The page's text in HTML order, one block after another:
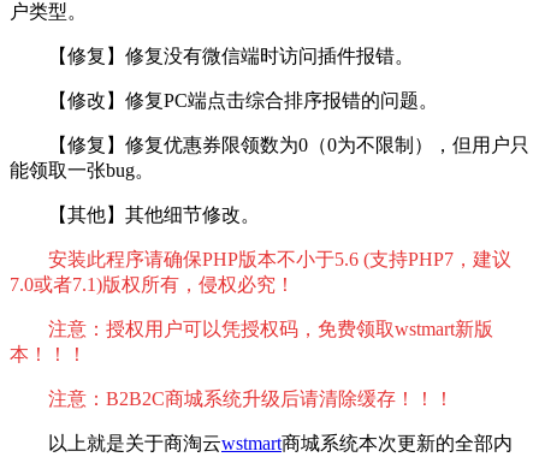
户类型。
【修复】修复没有微信端时访问插件报错。
【修改】修复PC端点击综合排序报错的问题。
【修复】修复优惠券限领数为0（0为不限制），但用户只
能领取一张bug。
【其他】其他细节修改。
安装此程序请确保PHP版本不小于5.6 (支持PHP7，建议
7.0或者7.1)版权所有，侵权必究！
注意：授权用户可以凭授权码，免费领取wstmart新版
本！！！
注意：B2B2C商城系统升级后请清除缓存！！！
以上就是关于商淘云wstmart商城系统本次更新的全部内